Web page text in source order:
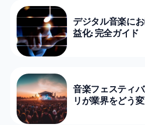
デジタル音楽に
益化: 完全ガイド
音楽フェスティ
リが業界をどう